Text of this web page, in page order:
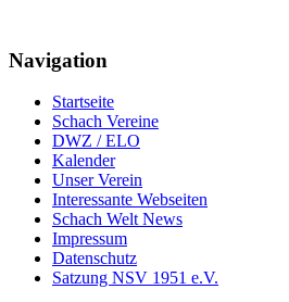
Navigation
Startseite
Schach Vereine
DWZ / ELO
Kalender
Unser Verein
Interessante Webseiten
Schach Welt News
Impressum
Datenschutz
Satzung NSV 1951 e.V.